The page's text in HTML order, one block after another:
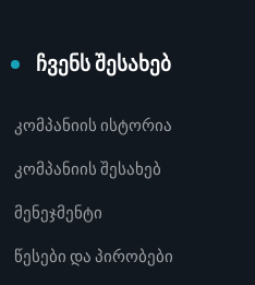
ჩვენს შესახებ
კომპანიის ისტორია
კომპანიის შესახებ
მენეჯმენტი
წესები და პირობები